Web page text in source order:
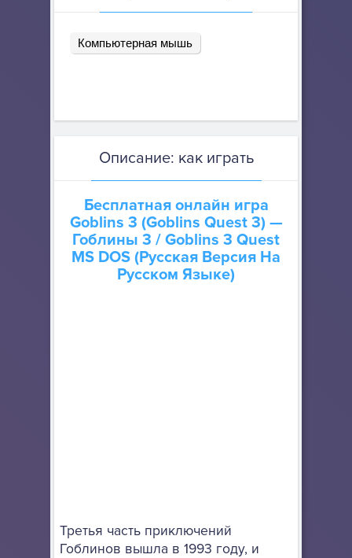
Компьютерная мышь
Описание: как играть
Бесплатная онлайн игра
Goblins 3 (Goblins Quest 3) —
Гоблины 3 / Goblins 3 Quest
MS DOS (Русская Версия На
Русском Языке)
Третья часть приключений
Гоблинов вышла в 1993 году, и